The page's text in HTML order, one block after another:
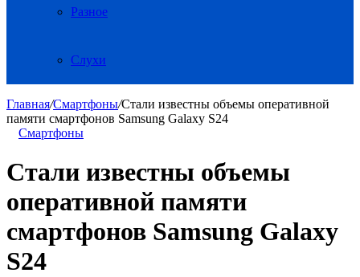
Разное
Слухи
Главная/Смартфоны/Стали известны объемы оперативной
памяти смартфонов Samsung Galaxy S24
Смартфоны
Стали известны объемы
оперативной памяти
смартфонов Samsung Galaxy
S24